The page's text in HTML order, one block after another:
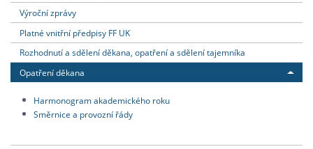
Výroční zprávy
Platné vnitřní předpisy FF UK
Rozhodnutí a sdělení děkana, opatření a sdělení tajemníka
Opatření děkana
Harmonogram akademického roku
Směrnice a provozní řády